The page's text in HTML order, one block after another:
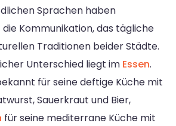
Sprachen haben
Kommunikation, das tägliche
Traditionen beider Städte.
Unterschied liegt im Essen.
für seine deftige Küche mit
Sauerkraut und Bier,
für seine mediterrane Küche mit